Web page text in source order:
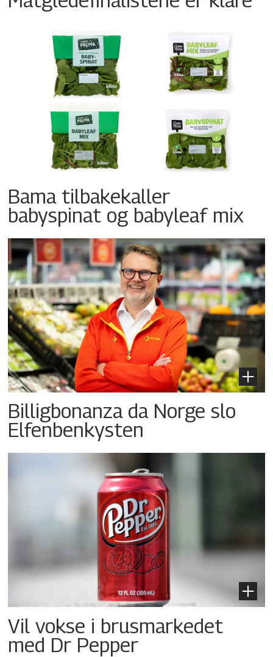
Bama tilbakekaller
babyspinat og babyleaf mix
Billigbonanza da Norge slo
Elfenbenkysten
Vil vokse i brusmarkedet
med Dr Pepper